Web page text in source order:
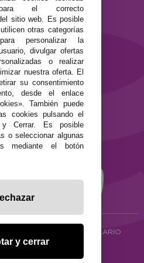
Y PRIVACIDAD
de uso
de privacidad
de cookies
ECOLÓGICA Y HERBOLARIO
·www.ecocash.es
Orgánicos S.C
para el correcto
sitio web. Es posible
otras categorías
personalizar la
divulgar ofertas
o realizar
nuestra oferta. El
su consentimiento
desde el enlace
También puede
cookies pulsando el
y Cerrar. Es posible
o seleccionar algunas
mediante el botón
y cerrar